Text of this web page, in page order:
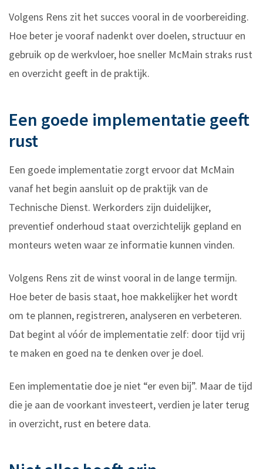
Volgens Rens zit het succes vooral in de voorbereiding.
Hoe beter je vooraf nadenkt over doelen, structuur en
gebruik op de werkvloer, hoe sneller McMain straks rust
en overzicht geeft in de praktijk.
Een goede implementatie geeft
rust
Een goede implementatie zorgt ervoor dat McMain
vanaf het begin aansluit op de praktijk van de
Technische Dienst. Werkorders zijn duidelijker,
preventief onderhoud staat overzichtelijk gepland en
monteurs weten waar ze informatie kunnen vinden.
Volgens Rens zit de winst vooral in de lange termijn.
Hoe beter de basis staat, hoe makkelijker het wordt
om te plannen, registreren, analyseren en verbeteren.
Dat begint al vóór de implementatie zelf: door tijd vrij
te maken en goed na te denken over je doel.
Een implementatie doe je niet “er even bij”. Maar de tijd
die je aan de voorkant investeert, verdien je later terug
in overzicht, rust en betere data.